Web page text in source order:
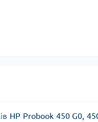
HP Probook 450 G0,